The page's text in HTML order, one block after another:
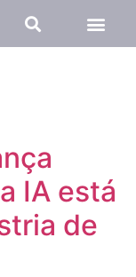
IA está
de